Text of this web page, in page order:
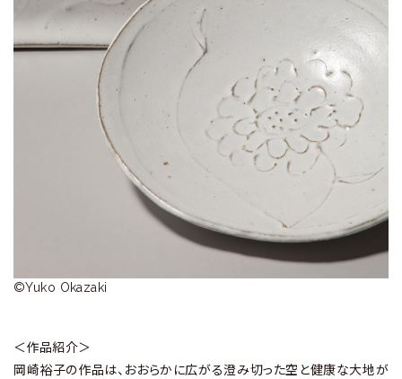
©︎Yuko Okazaki
＜作品紹介＞
岡崎裕子の作品は、おおらかに広がる澄み切った空と健康な大地が